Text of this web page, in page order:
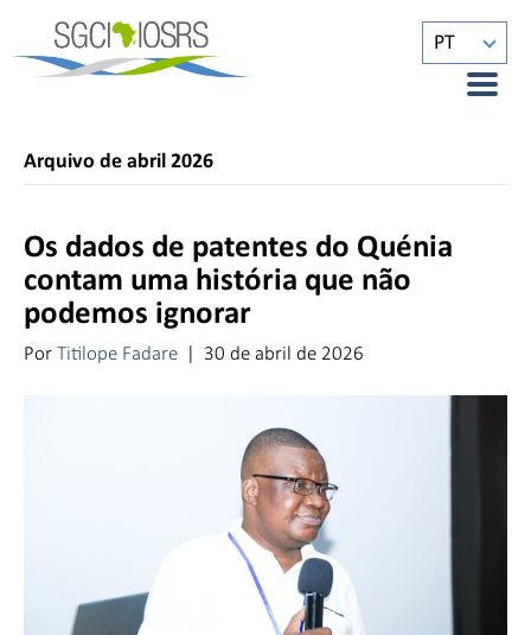
PT
Arquivo de abril 2026
Os dados de patentes do Quénia
contam uma história que não
podemos ignorar
PorTitilope Fadare | 30 de abril de 2026